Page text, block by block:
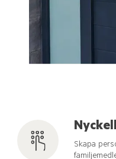
Skapa